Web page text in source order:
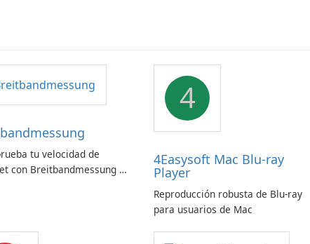
tu velocidad de
con Breitbandmessung de
4
4Easysoft Mac Blu-ray
Player
Reproducción robusta de Blu-ray
para usuarios de Mac